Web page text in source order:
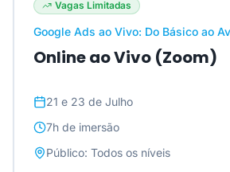
Vagas Limitadas
Google Ads ao Vivo: Do Básico ao
Online ao Vivo (Zoom)
21 e 23 de Julho
7h de imersão
Público: Todos os níveis